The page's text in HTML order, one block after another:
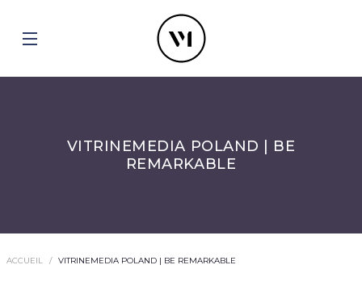
VITRINEMEDIA POLAND | BE
REMARKABLE
ACCUEIL VITRINEMEDIA POLAND | BE REMARKABLE